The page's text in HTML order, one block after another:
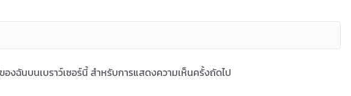
องฉันบนเบราว์เซอร์นี้ สำหรับการแสดงความเห็นครั้งถัดไป